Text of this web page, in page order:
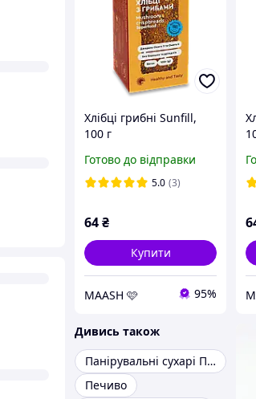
Хлібці грибні Sunfill,
100 г
Готово до відправки
5.0 (3)
64₴
Купити
MAASH 🩷 95%
Дивись також
Панірувальні сухарі Панко
Печиво